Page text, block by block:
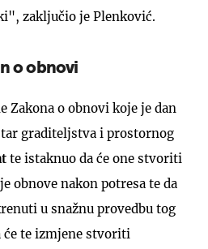
zaključio je Plenković.
o obnovi
Zakona o obnovi koje je dan
graditeljstva i prostornog
te istaknuo da će one stvoriti
obnove nakon potresa te da
u snažnu provedbu tog
će te izmjene stvoriti